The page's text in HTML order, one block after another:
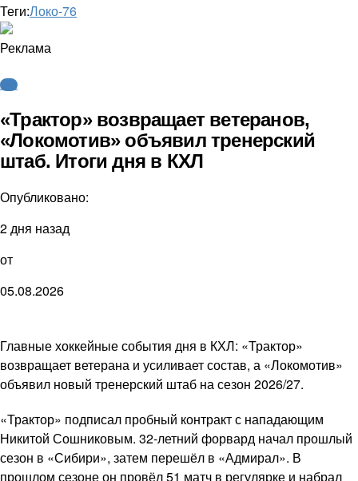
Теги:Локо-76
Реклама
КХЛ
«Трактор» возвращает ветеранов,
«Локомотив» объявил тренерский
штаб. Итоги дня в КХЛ
Опубликовано:
2 дня назад
от
05.08.2026
Главные хоккейные события дня в КХЛ: «Трактор»
возвращает ветерана и усиливает состав, а «Локомотив»
объявил новый тренерский штаб на сезон 2026/27.
«Трактор» подписал пробный контракт с нападающим
Никитой Сошниковым. 32-летний форвард начал прошлый
сезон в «Сибири», затем перешёл в «Адмирал». В
прошлом сезоне он провёл 51 матч в регулярке и набрал